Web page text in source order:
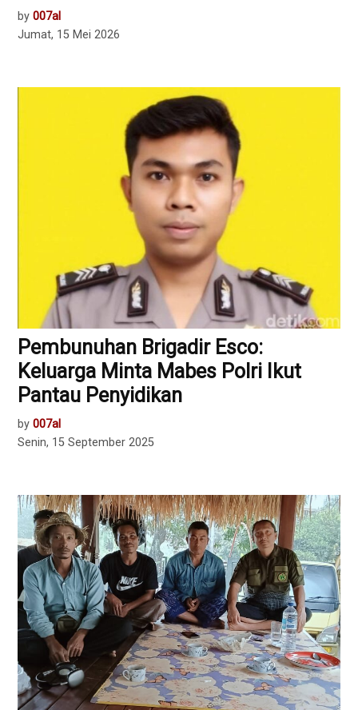
by 007al
Jumat, 15 Mei 2026
Pembunuhan Brigadir Esco:
Keluarga Minta Mabes Polri Ikut
Pantau Penyidikan
by 007al
Senin, 15 September 2025